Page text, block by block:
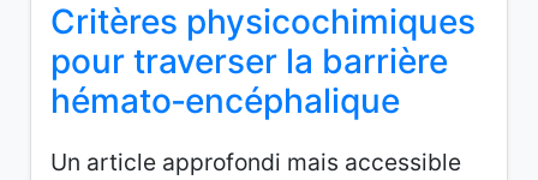
Critères physicochimiques
pour traverser la barrière
hémato‑encéphalique
Un article approfondi mais accessible